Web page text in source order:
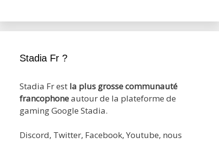
Stadia Fr ?
Stadia Fr est la plus grosse communauté
francophoneautour de la plateforme de
gaming Google Stadia.
Discord, Twitter, Facebook, Youtube, nous